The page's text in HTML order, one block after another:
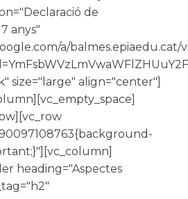
de
anys"
a/balmes.epiaedu.cat/
size="large" align="center"]
heading="Aspectes